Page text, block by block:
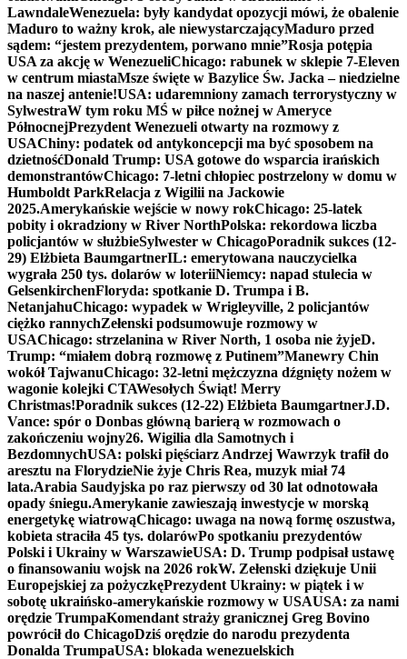
LawndaleWenezuela: były kandydat opozycji mówi, że obalenie
Maduro to ważny krok, ale niewystarczającyMaduro przed
sądem: “jestem prezydentem, porwano mnie”Rosja potępia
USA za akcję w WenezueliChicago: rabunek w sklepie 7-Eleven
w centrum miastaMsze święte w Bazylice Św. Jacka – niedzielne
na naszej antenie!USA: udaremniony zamach terrorystyczny w
SylwestraW tym roku MŚ w piłce nożnej w Ameryce
PółnocnejPrezydent Wenezueli otwarty na rozmowy z
USAChiny: podatek od antykoncepcji ma być sposobem na
dzietnośćDonald Trump: USA gotowe do wsparcia irańskich
demonstrantówChicago: 7-letni chłopiec postrzelony w domu w
Humboldt ParkRelacja z Wigilii na Jackowie
2025.Amerykańskie wejście w nowy rokChicago: 25-latek
pobity i okradziony w River NorthPolska: rekordowa liczba
policjantów w służbieSylwester w ChicagoPoradnik sukces (12-
29) Elżbieta BaumgartnerIL: emerytowana nauczycielka
wygrała 250 tys. dolarów w loteriiNiemcy: napad stulecia w
GelsenkirchenFloryda: spotkanie D. Trumpa i B.
NetanjahuChicago: wypadek w Wrigleyville, 2 policjantów
ciężko rannychZełenski podsumowuje rozmowy w
USAChicago: strzelanina w River North, 1 osoba nie żyjeD.
Trump: “miałem dobrą rozmowę z Putinem”Manewry Chin
wokół TajwanuChicago: 32-letni mężczyzna dźgnięty nożem w
wagonie kolejki CTAWesołych Świąt! Merry
Christmas!Poradnik sukces (12-22) Elżbieta BaumgartnerJ.D.
Vance: spór o Donbas główną barierą w rozmowach o
zakończeniu wojny26. Wigilia dla Samotnych i
BezdomnychUSA: polski pięściarz Andrzej Wawrzyk trafił do
aresztu na FlorydzieNie żyje Chris Rea, muzyk miał 74
lata.Arabia Saudyjska po raz pierwszy od 30 lat odnotowała
opady śniegu.Amerykanie zawieszają inwestycje w morską
energetykę wiatrowąChicago: uwaga na nową formę oszustwa,
kobieta straciła 45 tys. dolarówPo spotkaniu prezydentów
Polski i Ukrainy w WarszawieUSA: D. Trump podpisał ustawę
o finansowaniu wojsk na 2026 rokW. Zełenski dziękuje Unii
Europejskiej za pożyczkęPrezydent Ukrainy: w piątek i w
sobotę ukraińsko-amerykańskie rozmowy w USAUSA: za nami
orędzie TrumpaKomendant straży granicznej Greg Bovino
powrócił do ChicagoDziś orędzie do narodu prezydenta
Donalda TrumpaUSA: blokada wenezuelskich